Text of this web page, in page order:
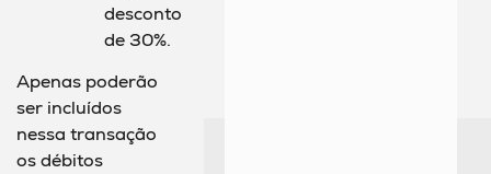
desconto
de 30%.
Apenas poderão
ser incluídos
nessa transação
os débitos